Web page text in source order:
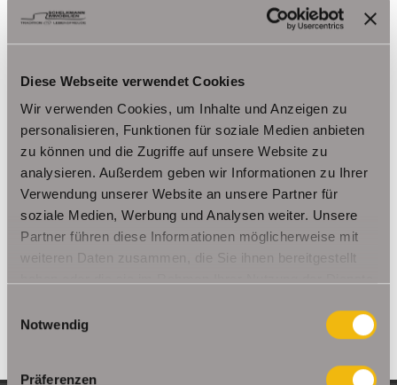
Diese Webseite verwendet Cookies
Wir verwenden Cookies, um Inhalte und Anzeigen zu
personalisieren, Funktionen für soziale Medien anbieten
zu können und die Zugriffe auf unsere Website zu
analysieren. Außerdem geben wir Informationen zu Ihrer
Verwendung unserer Website an unsere Partner für
soziale Medien, Werbung und Analysen weiter. Unsere
Partner führen diese Informationen möglicherweise mit
weiteren Daten zusammen, die Sie ihnen bereitgestellt
Notwendig
Präferenzen
Herbsleben
Ohrdruf Riethnordhausen Ruhla
Saalfeld/Saale / Remschütz Steinbach-Hallenberg/ Viernau
Tonna / Gräfentonna Udestedt
Unstrut- Hainich /Großengottern
Weimar / Legefeld
Immo Am Ettersberg Haus Am Ettersberg Häuser Am Ettersberg
kaufen Am Ettersberg Immobilie Am Ettersberg Immobilien Am
Ettersberg
Hauskauf Am Ettersberg
Immobilienkauf Am